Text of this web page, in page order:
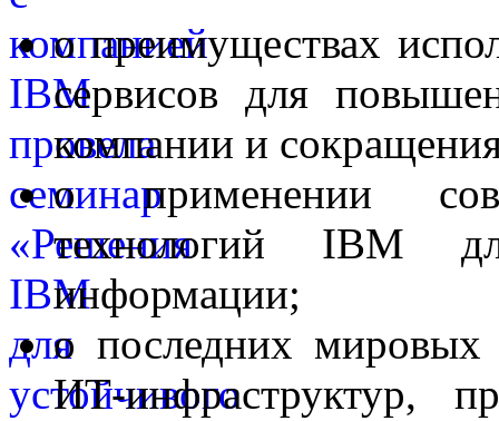
о преимуществах
сервисов для
компании и
о применении
технологий IBM
информации;
о последних мировых
ИТ-инфраструктур,